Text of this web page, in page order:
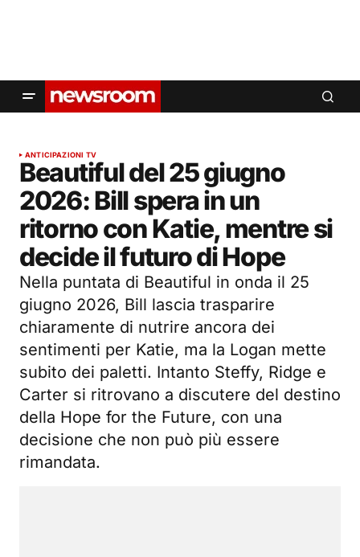
ANTICIPAZIONI TV
Beautiful del 25 giugno
2026: Bill spera in un
ritorno con Katie, mentre si
decide il futuro di Hope
Nella puntata di Beautiful in onda il 25
giugno 2026, Bill lascia trasparire
chiaramente di nutrire ancora dei
sentimenti per Katie, ma la Logan mette
subito dei paletti. Intanto Steffy, Ridge e
Carter si ritrovano a discutere del destino
della Hope for the Future, con una
decisione che non può più essere
rimandata.